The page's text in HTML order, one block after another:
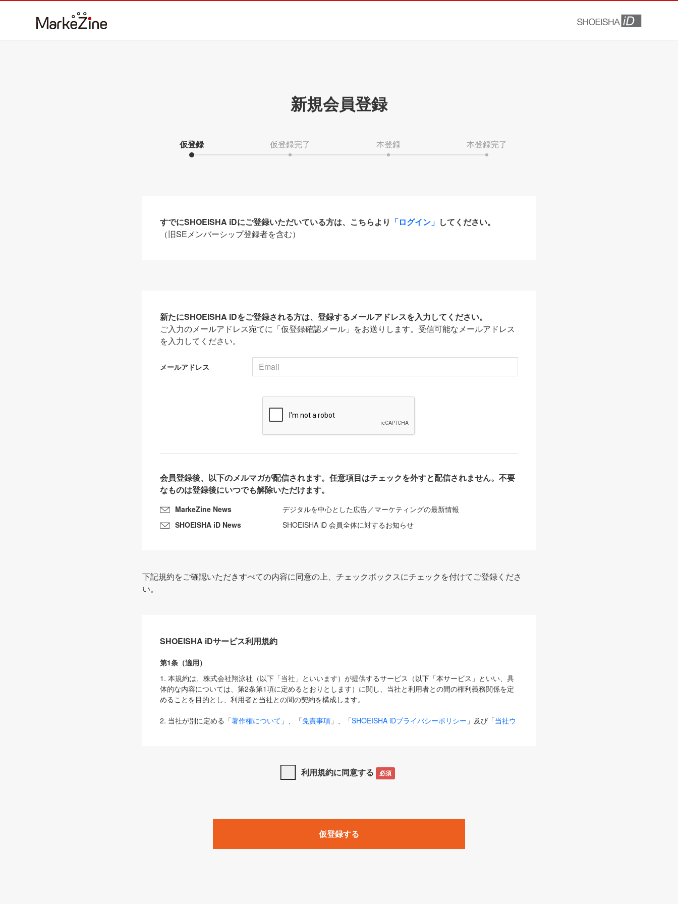
新規会員登録
仮登録 仮登録完了 本登録 本登録完了
すでにSHOEISHA iDにご登録いただいている方は、こちらより 「ログイン」 してください。
（旧SEメンバーシップ登録者を含む）
新たにSHOEISHA iDをご登録される方は、登録するメールアドレスを入力してください。
ご入力のメールアドレス宛てに「仮登録確認メール」をお送りします。受信可能なメールアドレス
を入力してください。
メールアドレス
会員登録後、以下のメルマガが配信されます。任意項目はチェックを外すと配信されません。不要
なものは登録後にいつでも解除いただけます。
MarkeZine News
デジタルを中心とした広告／マーケティングの最新情報
SHOEISHA iD News
SHOEISHA iD 会員全体に対するお知らせ
下記規約をご確認いただきすべての内容に同意の上、チェックボックスにチェックを付けてご登録くださ
い。
SHOEISHA iDサービス利用規約
第1条（適用）
1. 本規約は、株式会社翔泳社（以下「当社」といいます）が提供するサービス（以下「本サービス」といい、具
体的な内容については、第2条第1項に定めるとおりとします）に関し、当社と利用者との間の権利義務関係を定
めることを目的とし、利用者と当社との間の契約を構成します。
2. 当社が別に定める「著作権について 」、「免責事項 」、「SHOEISHA iDプライバシーポリシー 」及び「当社ウ
は、本規約の規定が優先して適用されるものとします。
1. 「本サービス」とは、当社が提供する以下のサービス（名称や内容が変更された場合、変更後のサービスを含
みます）及びこれらサービスに関連して当社が実施するイベントやキャンペーンをいいます。
「SEBook」「SEShop」「CodeZine」「MarkeZine」「EnterpriseZine」「ECzine」「Biz/Zine」「HRzine」
利用規約に同意する 必須
仮登録する